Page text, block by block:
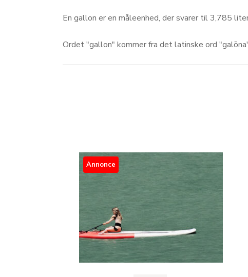
En gallon er en måleenhed, der svarer til 3,785
Ordet "gallon" kommer fra det latinske ord
Annonce